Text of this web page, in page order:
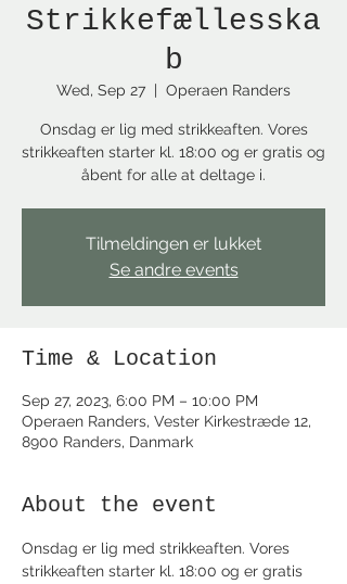
Strikkefællesska
b
Wed, Sep 27
  |
Operaen Randers
Onsdag er lig med strikkeaften. Vores
strikkeaften starter kl. 18:00 og er gratis og
åbent for alle at deltage i.
Tilmeldingen er lukket
Se andre events
Time & Location
Sep 27, 2023, 6:00 PM – 10:00 PM
Operaen Randers, Vester Kirkestræde 12,
8900 Randers, Danmark
About the event
Onsdag er lig med strikkeaften. Vores
strikkeaften starter kl. 18:00 og er gratis